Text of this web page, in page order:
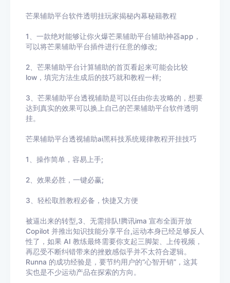
芒果辅助平台软件透明挂玩家揭秘内幕秘籍教程
1、一款绝对能够让你火爆芒果辅助平台辅助神器app，
可以将芒果辅助平台插件进行任意的修改;
2、 芒果辅助平台计算辅助的首页看起来可能会比较
low ，填完方法生成后的技巧就和教程一样;
3、 芒果辅助平台透视辅助是可以任由你去攻略的，想要
达到真实的效果可以换上自己的芒果辅助平台软件透明
挂。
芒果辅助平台透视辅助ai黑科技系统规律教程开挂技巧
1、操作简单，容易上手;
2 、效果必胜，一键必赢;
3 、轻松取胜教程必备，快捷又方便
被逼出来的转型,3、无需排队!腾讯ima 宣布全面开放
Copilot 并推出知识技能分享平台,运动本身已经足够反人
性了，如果 AI 教练最终需要你支起三脚架、上传视频，
再忍受不断纠错带来的挫败感似乎并不太符合逻辑。
Runna 的成功经验是，要节约用户的“心智开销”，这其
实也是不少运动产品在探索的方向。